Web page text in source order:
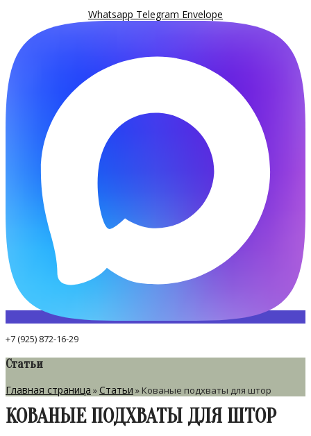
Whatsapp Telegram Envelope
+7 (925) 872-16-29
Статьи
Главная страница »Статьи » Кованые подхваты для штор
КОВАНЫЕ ПОДХВАТЫ ДЛЯ ШТОР